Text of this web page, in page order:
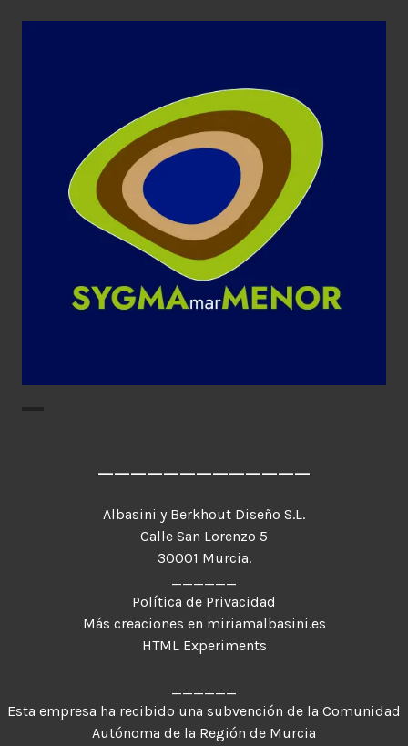
SYGMARMENOR
Aplicaciones gráficas Diseño Gráfico
Identidad corporativa
Imagen Corporativa Imagen de Empresa
_____________
Albasini y Berkhout Diseño S.L.
Calle San Lorenzo 5
30001 Murcia.
______
Política de Privacidad
Más creaciones en miriamalbasini.es
HTML Experiments
______
Esta empresa ha recibido una subvención de la Comunidad
Autónoma de la Región de Murcia